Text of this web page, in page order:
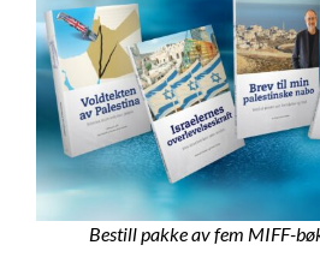
Bestill pakke av fem MIFF-